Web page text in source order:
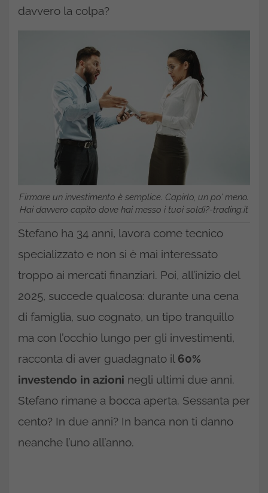
davvero la colpa?
Firmare un investimento è semplice. Capirlo, un po’ meno.
Hai davvero capito dove hai messo i tuoi soldi?-trading.it
Stefano ha 34 anni, lavora come tecnico
specializzato e non si è mai interessato
troppo ai mercati finanziari. Poi, all’inizio del
2025, succede qualcosa: durante una cena
di famiglia, suo cognato, un tipo tranquillo
ma con l’occhio lungo per gli investimenti,
racconta di aver guadagnato il 60%
investendo in azioni negli ultimi due anni.
Stefano rimane a bocca aperta. Sessanta per
cento? In due anni? In banca non ti danno
neanche l’uno all’anno.